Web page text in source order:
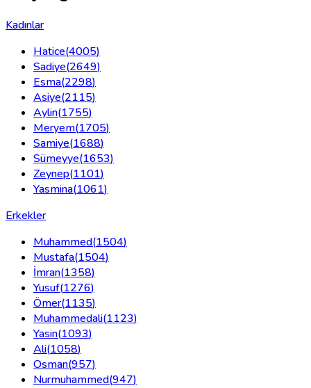
Kadınlar
Hatice(4005)
Sadiye(2649)
Esma(2298)
Asiye(2115)
Aylin(1755)
Meryem(1705)
Samiye(1688)
Sümeyye(1653)
Zeynep(1101)
Yasmina(1061)
Erkekler
Muhammed(1504)
Mustafa(1504)
İmran(1358)
Yusuf(1276)
Ömer(1135)
Muhammedali(1123)
Yasin(1093)
Ali(1058)
Osman(957)
Nurmuhammed(947)